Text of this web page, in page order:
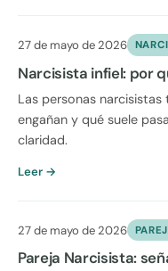
27 de mayo de 2026
Narcisista infiel: por
Las personas
engañan y qué suele
claridad.
Leer →
27 de mayo de 2026
Pareja Narcisista: